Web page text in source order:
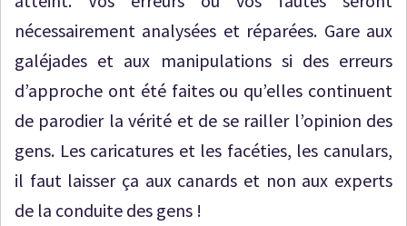
nécessairement analysées et réparées. Gare aux
galéjades et aux manipulations si des erreurs
d’approche ont été faites ou qu’elles continuent
de parodier la vérité et de se railler l’opinion des
gens. Les caricatures et les facéties, les canulars,
il faut laisser ça aux canards et non aux experts
de la conduite des gens !